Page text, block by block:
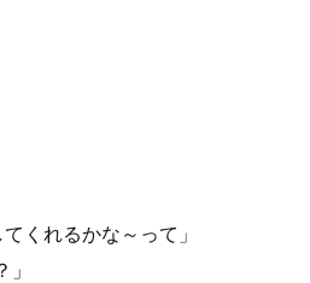
くれるかな～って」